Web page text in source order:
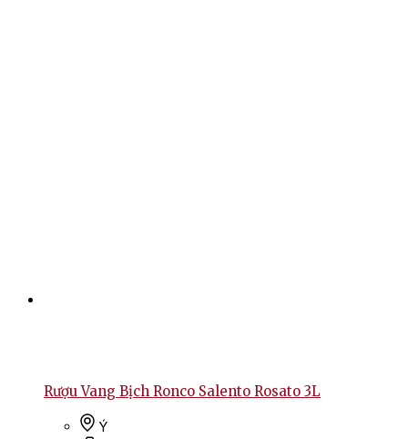
Rượu Vang Bịch Ronco Salento Rosato 3L
Ý